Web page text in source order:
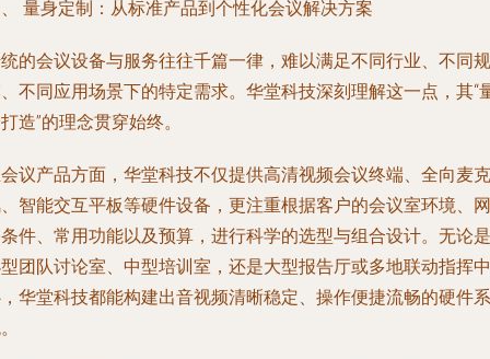
量身定制：从标准产品到个性化会议解决方案
的会议设备与服务往往千篇一律，难以满足不同行业、不同规
不同应用场景下的特定需求。华堂科技深刻理解这一点，其“
造”的理念贯穿始终。
会议产品方面，华堂科技不仅提供高清视频会议终端、全向麦克
智能交互平板等硬件设备，更注重根据客户的会议室环境、网
件、常用功能以及预算，进行科学的选型与组合设计。无论是
团队讨论室、中型培训室，还是大型报告厅或多地联动指挥中
华堂科技都能构建出音视频清晰稳定、操作便捷流畅的硬件系